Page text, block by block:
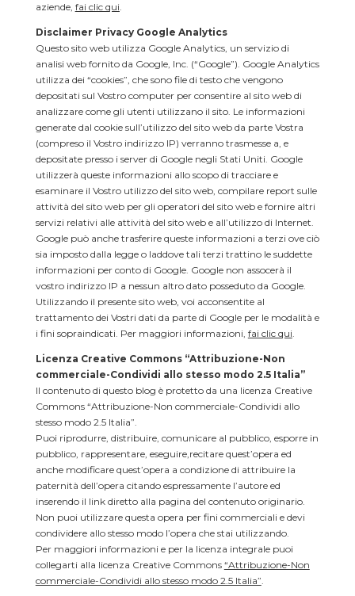
aziende, fai clic qui.
Disclaimer Privacy Google Analytics
Questo sito web utilizza Google Analytics, un servizio di
analisi web fornito da Google, Inc. (“Google”). Google Analytics
utilizza dei “cookies”, che sono file di testo che vengono
depositati sul Vostro computer per consentire al sito web di
analizzare come gli utenti utilizzano il sito. Le informazioni
generate dal cookie sull’utilizzo del sito web da parte Vostra
(compreso il Vostro indirizzo IP) verranno trasmesse a, e
depositate presso i server di Google negli Stati Uniti. Google
utilizzerà queste informazioni allo scopo di tracciare e
esaminare il Vostro utilizzo del sito web, compilare report sulle
attività del sito web per gli operatori del sito web e fornire altri
servizi relativi alle attività del sito web e all’utilizzo di Internet.
Google può anche trasferire queste informazioni a terzi ove ciò
sia imposto dalla legge o laddove tali terzi trattino le suddette
informazioni per conto di Google. Google non assocerà il
vostro indirizzo IP a nessun altro dato posseduto da Google.
Utilizzando il presente sito web, voi acconsentite al
trattamento dei Vostri dati da parte di Google per le modalità e
i fini sopraindicati. Per maggiori informazioni, fai clic qui.
Licenza Creative Commons “Attribuzione-Non
commerciale-Condividi allo stesso modo 2.5 Italia”
Il contenuto di questo blog è protetto da una licenza Creative
Commons “Attribuzione-Non commerciale-Condividi allo
stesso modo 2.5 Italia”.
Puoi riprodurre, distribuire, comunicare al pubblico, esporre in
pubblico, rappresentare, eseguire,recitare quest’opera ed
anche modificare quest’opera a condizione di attribuire la
paternità dell’opera citando espressamente l’autore ed
inserendo il link diretto alla pagina del contenuto originario.
Non puoi utilizzare questa opera per fini commerciali e devi
condividere allo stesso modo l’opera che stai utilizzando.
Per maggiori informazioni e per la licenza integrale puoi
collegarti alla licenza Creative Commons “Attribuzione-Non
commerciale-Condividi allo stesso modo 2.5 Italia”.